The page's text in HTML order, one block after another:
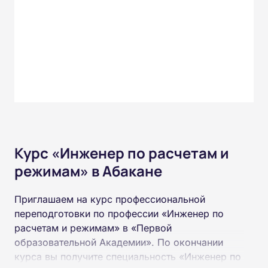
Курс «Инженер по расчетам и
режимам» в Абакане
Приглашаем на курс профессиональной
переподготовки по профессии «Инженер по
расчетам и режимам» в «Первой
образовательной Академии». По окончании
курса вы получите специальность «Инженер по